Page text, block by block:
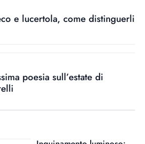
e lucertola, come distinguerli
poesia sull’estate di